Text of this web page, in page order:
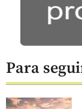
Para